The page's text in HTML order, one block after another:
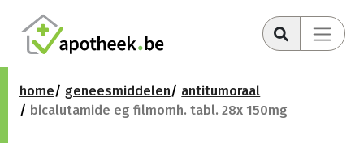
home geneesmiddelen
antitumoraal
bicalutamide eg filmomh. tabl. 28x 150mg